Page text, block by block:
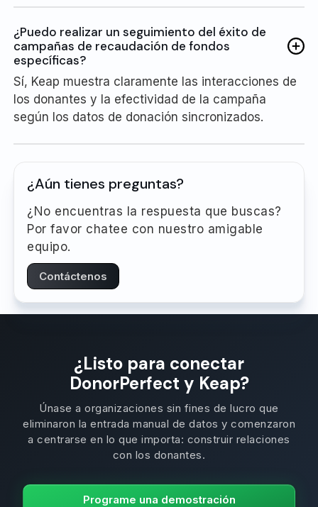
¿Puedo realizar un seguimiento del éxito de
campañas de recaudación de fondos
específicas?
Sí, Keap muestra claramente las interacciones de
los donantes y la efectividad de la campaña
según los datos de donación sincronizados.
¿Aún tienes preguntas?
¿No encuentras la respuesta que buscas?
Por favor chatee con nuestro amigable
equipo.
Contáctenos
¿Listo para conectar
DonorPerfect y Keap?
Únase a organizaciones sin fines de lucro que
eliminaron la entrada manual de datos y comenzaron
a centrarse en lo que importa: construir relaciones
con los donantes.
Programe una demostración